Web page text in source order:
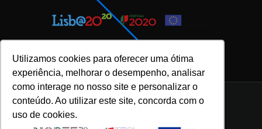
Utilizamos cookies para oferecer uma ótima
experiência, melhorar o desempenho, analisar
como interage no nosso site e personalizar o
conteúdo. Ao utilizar este site, concorda com o
uso de cookies.
INOVFLOW Business Solutions © 2023 |